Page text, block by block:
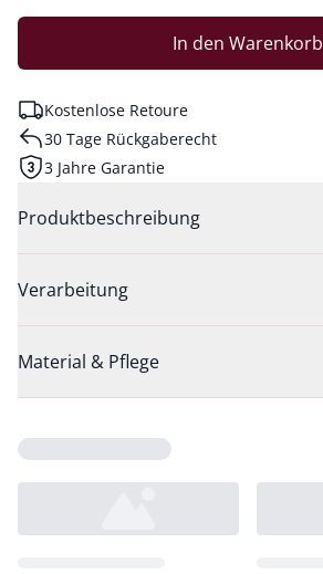
In den Warenkorb
Kostenlose Retoure
30 Tage Rückgaberecht
3 Jahre Garantie
Produktbeschreibung
Verarbeitung
Material & Pflege